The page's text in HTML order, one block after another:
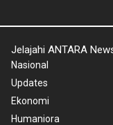
Jelajahi ANTARA
Nasional
Updates
Ekonomi
Humaniora